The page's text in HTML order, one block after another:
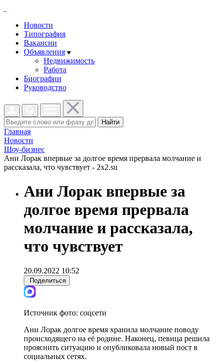
Новости
Типография
Вакансии
Объявления
Недвижимость
Работа
Биографии
Руководство
Найти
Главная
Новости
Шоу-бизнес
Ани Лорак впервые за долгое время прервала молчание и
рассказала, что чувствует - 2x2.su
Ани Лорак впервые за
долгое время прервала
молчание и рассказала,
что чувствует
20.09.2022 10:52
Поделиться
Источник фото: соцсети
Ани Лорак долгое время хранила молчание поводу
происходящего на её родине. Наконец, певица решила
прояснить ситуацию и опубликовала новый пост в
социальных сетях.